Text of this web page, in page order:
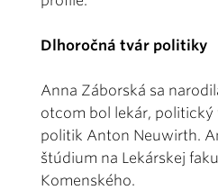
Dlhoročná tvár politiky
Anna Záborská sa
otcom bol lekár, politický
politik Anton Neuwirth.
štúdium na Lekárskej
Komenského.